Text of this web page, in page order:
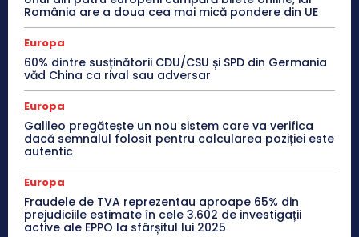
România are a doua cea mai mică pondere din UE
Europa
60% dintre susținătorii CDU/CSU și SPD din Germania
văd China ca rival sau adversar
Europa
Galileo pregătește un nou sistem care va verifica
dacă semnalul folosit pentru calcularea poziției este
autentic
Europa
Fraudele de TVA reprezentau aproape 65% din
prejudiciile estimate în cele 3.602 de investigații
active ale EPPO la sfârșitul lui 2025